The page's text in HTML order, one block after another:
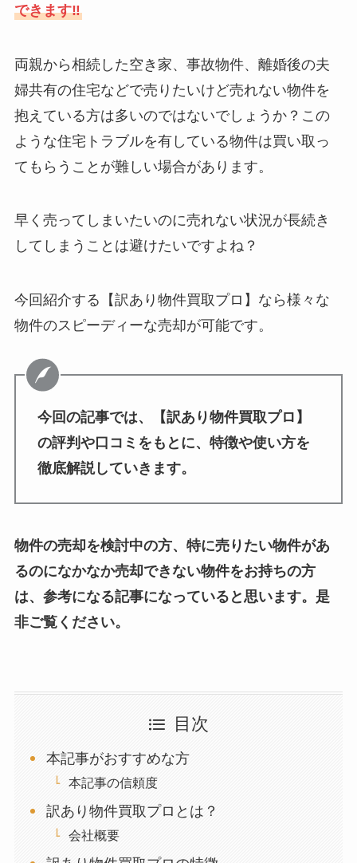
できます‼
両親から相続した空き家、事故物件、離婚後の夫
婦共有の住宅などで売りたいけど売れない物件を
抱えている方は多いのではないでしょうか？この
ような住宅トラブルを有している物件は買い取っ
てもらうことが難しい場合があります。
早く売ってしまいたいのに売れない状況が長続き
してしまうことは避けたいですよね？
今回紹介する【訳あり物件買取プロ】なら様々な
物件のスピーディーな売却が可能です。
今回の記事では、【訳あり物件買取プロ】
の評判や口コミをもとに、特徴や使い方を
徹底解説していきます。
物件の売却を検討中の方、特に売りたい物件があ
るのになかなか売却できない物件をお持ちの方
は、参考になる記事になっていると思います。是
非ご覧ください。
目次
本記事がおすすめな方
本記事の信頼度
訳あり物件買取プロとは？
会社概要